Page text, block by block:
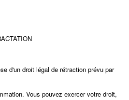
d'un droit légal de rétraction prévu par
Vous pouvez exercer votre droit,